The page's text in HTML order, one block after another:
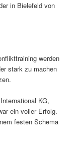
in Bielefeld von
werden
stark zu machen
KG,
ein voller Erfolg.
festen Schema